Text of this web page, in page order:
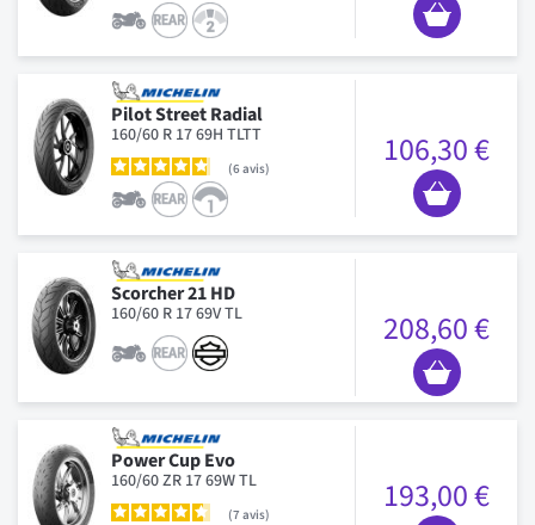
Pilot Street Radial
160/60 R 17 69H TLTT
6avis 106,30 €
Scorcher 21 HD
160/60 R 17 69V TL 208,60 €
Power Cup Evo
160/60 ZR 17 69W TL
7 avis 193,00 €